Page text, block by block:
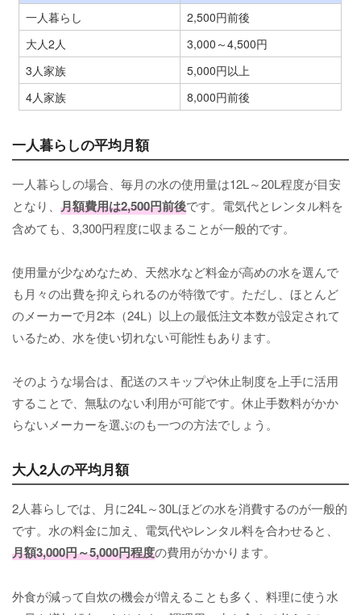
一人暮らし
2,500円前後
大人2人
3,000～4,500円
3人家族
5,000円以上
4人家族
8,000円前後
一人暮らしの平均月額
一人暮らしの場合、毎月の水の使用量は12L～20L程度が目安
となり、 月額費用は2,500円前後です。電気代とレンタル料を
含めても、3,300円程度に収まることが一般的です。
使用量が少なめなため、天然水など料金が高めの水を選んで
も月々の出費を抑えられるのが特徴です。ただし、ほとんど
のメーカーで月2本（24L）以上の最低注文本数が設定されて
いるため、水を使い切れない可能性もあります。
そのような場合は、配送のスキップや休止制度を上手に活用
することで、無駄のない利用が可能です。休止手数料がかか
らないメーカーを選ぶのも一つの方法でしょう。
大人2人の平均月額
2人暮らしでは、月に24L～30Lほどの水を消費するのが一般的
です。水の料金に加え、電気代やレンタル料を合わせると、
月額3,000円～5,000円程度の費用がかかります。
外食が減って自炊の機会が増えることも多く、料理に使う水